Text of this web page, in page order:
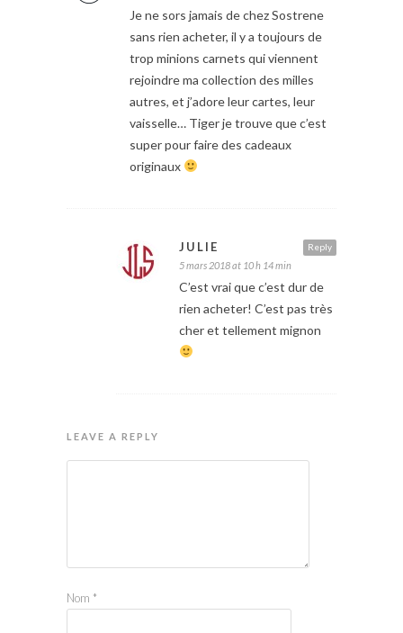
Je ne sors jamais de chez Sostrene
sans rien acheter, il y a toujours de
trop minions carnets qui viennent
rejoindre ma collection des milles
autres, et j’adore leur cartes, leur
vaisselle… Tiger je trouve que c’est
super pour faire des cadeaux
originaux
Reply
JULIE
5 mars 2018 at 10 h 14 min
C’est vrai que c’est dur de
rien acheter! C’est pas très
cher et tellement mignon
LEAVE A REPLY
Nom *